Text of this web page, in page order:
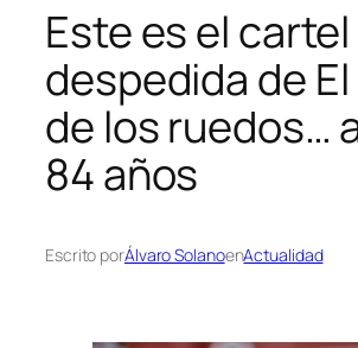
Este es el cartel
despedida de
de los ruedos…
84 años
Escrito porÁlvaro SolanoenActualidad